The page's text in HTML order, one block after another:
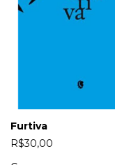
Furtiva
R$30,00